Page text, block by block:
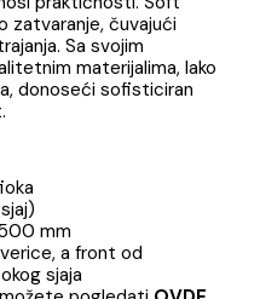
i Soft Close
dizajn i funkcionalnost,
većih kupatila.
odlaganje i organizaciju,
praktičnosti. Soft
zatvaranje, čuvajući
trajanja. Sa svojim
materijalima,
donoseći sofisticiran